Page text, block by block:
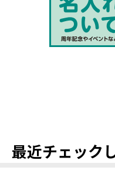
最近チェック